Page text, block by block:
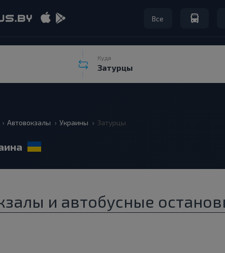
Все
Куда
Автовокзалы Украины Затурцы
и автобусные